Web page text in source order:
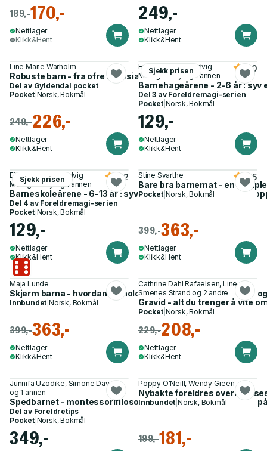
189,-170,-
Nettlager
Klikk&Hent
249,-
Nettlager
Klikk&Hent
Line Marie Warholm
Robuste barn - fra ofre til sosiale superhelter
Del av Gyldendal pocket
Pocket| Norsk, Bokmål
249,-226,-
Nettlager
Klikk&Hent
Sjekk prisen
Eivind Sæther, Hedvig
Montgomery og 1 annen
Barnehageårene - 2-6 år :
5.0
Del 3 av Foreldremagi-serien
Pocket| Norsk, Bokmål
129,-
Nettlager
Klikk&Hent
Sjekk prisen
Eivind Sæther, Hedvig
Montgomery og 1 annen
Barneskoleårene - 6-13 år : syv enkle steg for å lykkes med
4.2
Del 4 av Foreldremagi-serien
Pocket| Norsk, Bokmål
129,-
Nettlager
Klikk&Hent
Stine Svarthe
Bare bra barnemat - en
4.5
Pocket| Norsk, Bokmål
399,-363,-
Nettlager
Klikk&Hent
Maja Lunde
Skjerm barna - hvordan teknologien tok over barndommen :
Innbundet |Norsk, Bokmål
399,-363,-
Nettlager
Klikk&Hent
Cathrine Dahl Rafaelsen, Line
Smenes Strand og 2 andre
Gravid - alt du trenger å vite
Pocket| Norsk, Bokmål
229,-208,-
Nettlager
Klikk&Hent
Junnifa Uzodike, Simone Davies
og 1 annen
Spedbarnet - montessorifilosofiens beste tips for å ta vare
Del av Foreldretips
Pocket| Norsk, Bokmål
349,-
Poppy O'Neill, Wendy Green
Nybakte foreldres
Innbundet |Norsk, Bokmål
199,-181,-